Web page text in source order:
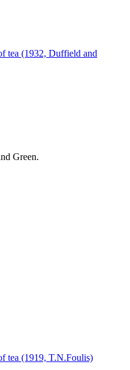
tea (1932, Duffield and
Green.
tea (1919, T.N.Foulis)